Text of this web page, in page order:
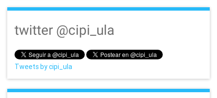
twitter @cipi_ula
Tweets by cipi_ula